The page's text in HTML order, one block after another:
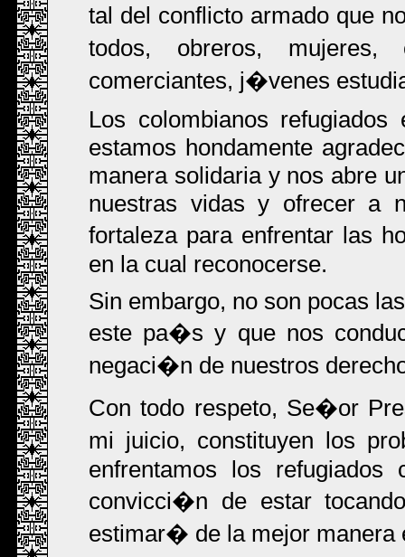
tal del conflicto armado que
todos, obreros, mujeres,
comerciantes, j�venes
Los colombianos
estamos hondamente
manera solidaria y nos abre
nuestras vidas y ofrecer a
fortaleza para enfrentar las
en la cual reconocerse.
Sin embargo, no son pocas
este pa�s y que nos
negaci�n de nuestros
Con todo respeto, Se�or
mi juicio, constituyen los
enfrentamos los
convicci�n de estar
estimar� de la mejor manera